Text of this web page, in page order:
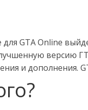
GTA Online
версию
и дополнения.